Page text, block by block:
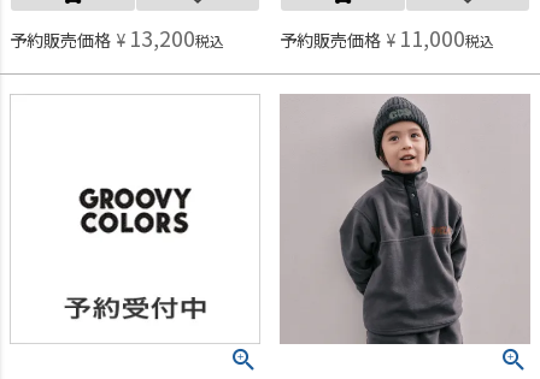
予約販売価格 ¥ 13,200税込 予約販売価格 ¥ 11,000税込